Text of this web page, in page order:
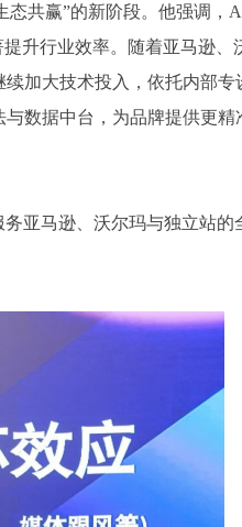
态共赢”的新阶段。他强调，
升行业效率。随着亚马逊、
续加大技术投入，依托内部专
数据中台，为品牌提供更精
务亚马逊、沃尔玛与独立站的